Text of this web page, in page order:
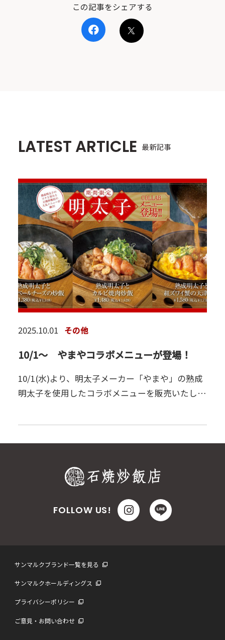
この記事をシェアする
LATEST ARTICLE 最新記事
2025.10.01 その他
10/1～ やまやコラボメニューが登場！
10/1(水)より、明太子メーカー「やまや」の熟成
明太子を使用したコラボメニューを販売いたしま
メニューが融合した特別メニューをお楽しみくだ
FOLLOW US!
サンマルクブランド一覧を見る
サンマルクホールディングス
プライバシーポリシー
ご意見・お問い合わせ